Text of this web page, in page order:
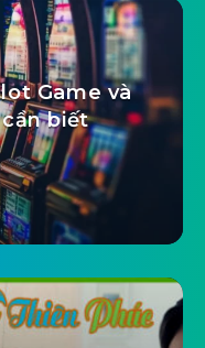
Game và
biết